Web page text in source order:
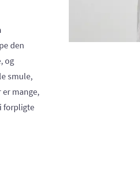
den
og
smule,
mange,
forpligte